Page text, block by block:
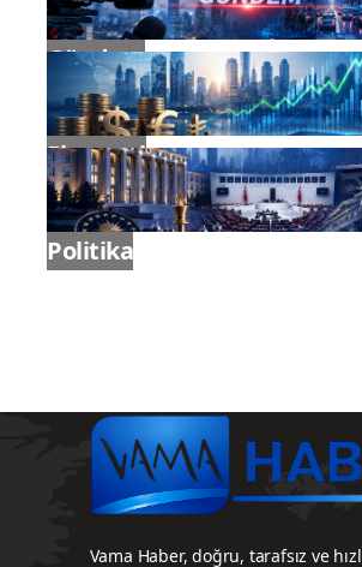
Gündem
Ekonomi
Politika
Vama Haber, doğru, tarafsız ve